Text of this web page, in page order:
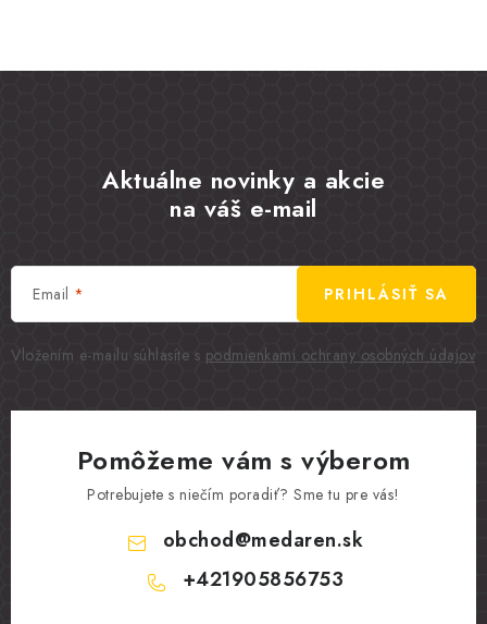
Aktuálne novinky a akcie
na váš e-mail
Email
Vložením e-mailu súhlasíte s podmienkami ochrany osobných údajov
PRIHLÁSIŤ SA
Pomôžeme vám s výberom
Potrebujete s niečím poradiť? Sme tu pre vás!
obchod@medaren.sk
+421905856753